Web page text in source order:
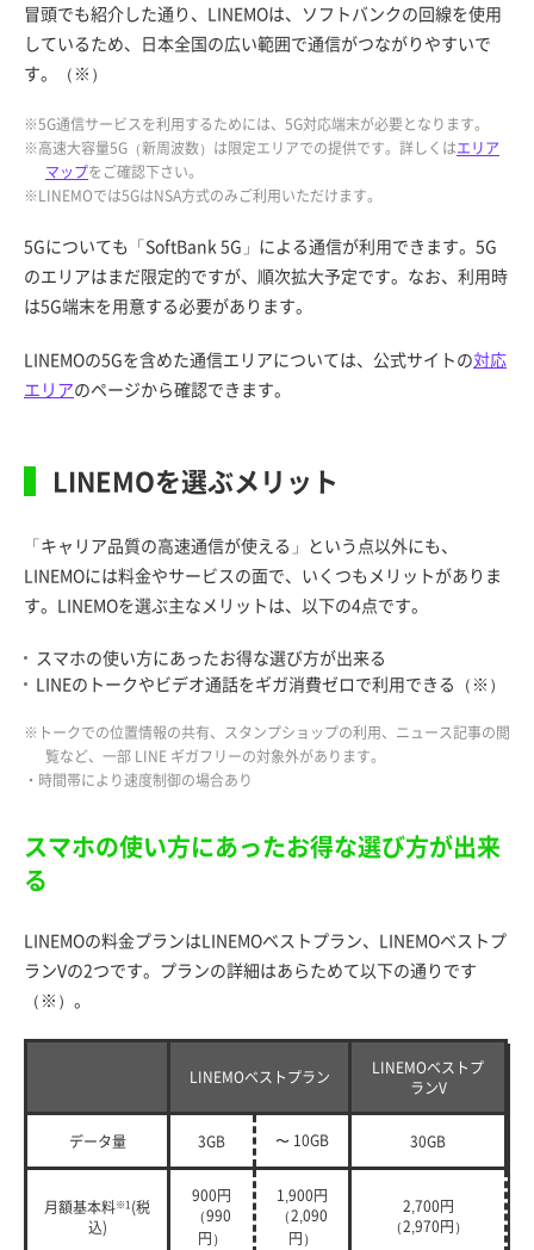
冒頭でも紹介した通り、LINEMOは、ソフトバンクの回線を使用
しているため、日本全国の広い範囲で通信がつながりやすいで
す。（※）
※5G通信サービスを利用するためには、5G対応端末が必要となります。
※高速大容量5G（新周波数）は限定エリアでの提供です。詳しくはエリア
マップをご確認下さい。
※LINEMOでは5GはNSA方式のみご利用いただけます。
5Gについても「SoftBank 5G」による通信が利用できます。5G
のエリアはまだ限定的ですが、順次拡大予定です。なお、利用時
は5G端末を用意する必要があります。
LINEMOの5Gを含めた通信エリアについては、公式サイトの対応
エリアのページから確認できます。
LINEMOを選ぶメリット
「キャリア品質の高速通信が使える」という点以外にも、
LINEMOには料金やサービスの面で、いくつもメリットがありま
す。LINEMOを選ぶ主なメリットは、以下の4点です。
スマホの使い方にあったお得な選び方が出来る
LINEのトークやビデオ通話をギガ消費ゼロで利用できる（※）
※トークでの位置情報の共有、スタンプショップの利用、ニュース記事の閲
覧など、一部 LINE ギガフリーの対象外があります。
・時間帯により速度制御の場合あり
スマホの使い方にあったお得な選び方が出来
る
LINEMOの料金プランはLINEMOベストプラン、LINEMOベストプ
ランVの2つです。プランの詳細はあらためて以下の通りです
（※）。
LINEMOベストプラン
LINEMOベストプ
ランV
データ量 3GB 〜 10GB 30GB
月額基本料※1 (税
込)
900円
（990
円）
1,900円
（2,090
円）
2,700円
（2,970円）